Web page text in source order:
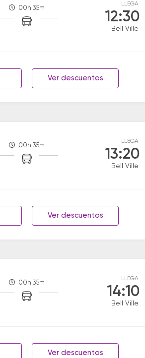
00h 35m
LLEGA
12:30
Bell Ville
Ver descuentos
00h 35m
LLEGA
13:20
Bell Ville
Ver descuentos
00h 35m
LLEGA
14:10
Bell Ville
Ver descuentos